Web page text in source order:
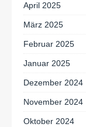
April 2025
März 2025
Februar 2025
Januar 2025
Dezember 2024
November 2024
Oktober 2024